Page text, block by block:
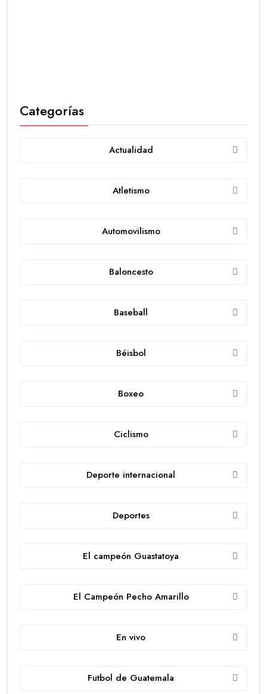
Categorías
Actualidad
Atletismo
Automovilismo
Baloncesto
Baseball
Béisbol
Boxeo
Ciclismo
Deporte internacional
Deportes
El campeón Guastatoya
El Campeón Pecho Amarillo
En vivo
Futbol de Guatemala